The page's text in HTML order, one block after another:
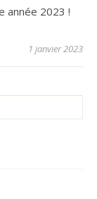
année 2023 !
1 janvier 2023